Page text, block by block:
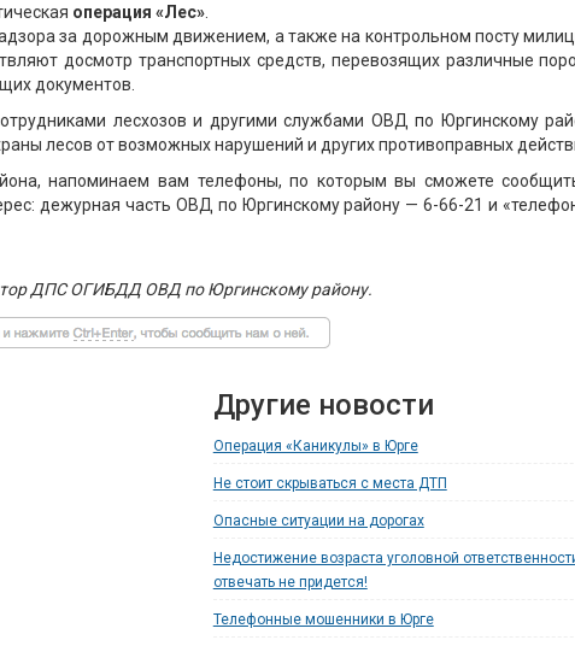
операция «Лес»
за дорожным движением, а также на контрольном посту
досмотр транспортных средств, перевозящих различные
документов.
лесхозов и другими службами ОВД по Юргинскому
лесов от возможных нарушений и других противоправных
напоминаем вам телефоны, по которым вы сможете
дежурная часть ОВД по Юргинскому району — 6-66-21 и
ДПС ОГИБДД ОВД по Юргинскому району.
Другие новости
Операция «Каникулы» в Юрге
Не стоит скрываться с места ДТП
Опасные ситуации на дорогах
Недостижение возраста уголовной
отвечать не придется!
Телефонные мошенники в Юрге